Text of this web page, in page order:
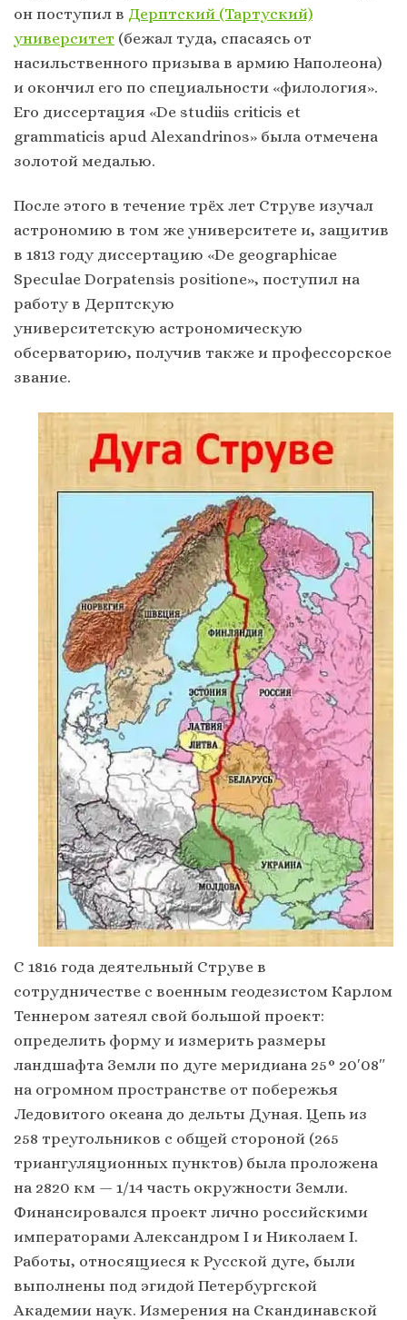
он поступил в Дерптский (Тартуский)
университет (бежал туда, спасаясь от
насильственного призыва в армию Наполеона)
и окончил его по специальности «филология».
Его диссертация «De studiis criticis et
grammaticis apud Alexandrinos» была отмечена
золотой медалью.
После этого в течение трёх лет Струве изучал
астрономию в том же университете и, защитив
в 1813 году диссертацию «De geographicae
Speculae Dorpatensis positione», поступил на
работу в Дерптскую
университетскую астрономическую
обсерваторию, получив также и профессорское
звание.
С 1816 года деятельный Струве в
сотрудничестве с военным геодезистом Карлом
Теннером затеял свой большой проект:
определить форму и измерить размеры
ландшафта Земли по дуге меридиана 25° 20′08″
на огромном пространстве от побережья
Ледовитого океана до дельты Дуная. Цепь из
258 треугольников с общей стороной (265
триангуляционных пунктов) была проложена
на 2820 км — 1/14 часть окружности Земли.
Финансировался проект лично российскими
императорами Александром I и Николаем I.
Работы, относящиеся к Русской дуге, были
выполнены под эгидой Петербургской
Академии наук. Измерения на Скандинавской